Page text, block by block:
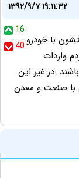
۱۳۹۲/۹/۷ ۱۹:۱۱:۳۲
16
40 با خودرو
واردات
در غیر این
با صنعت و معدن